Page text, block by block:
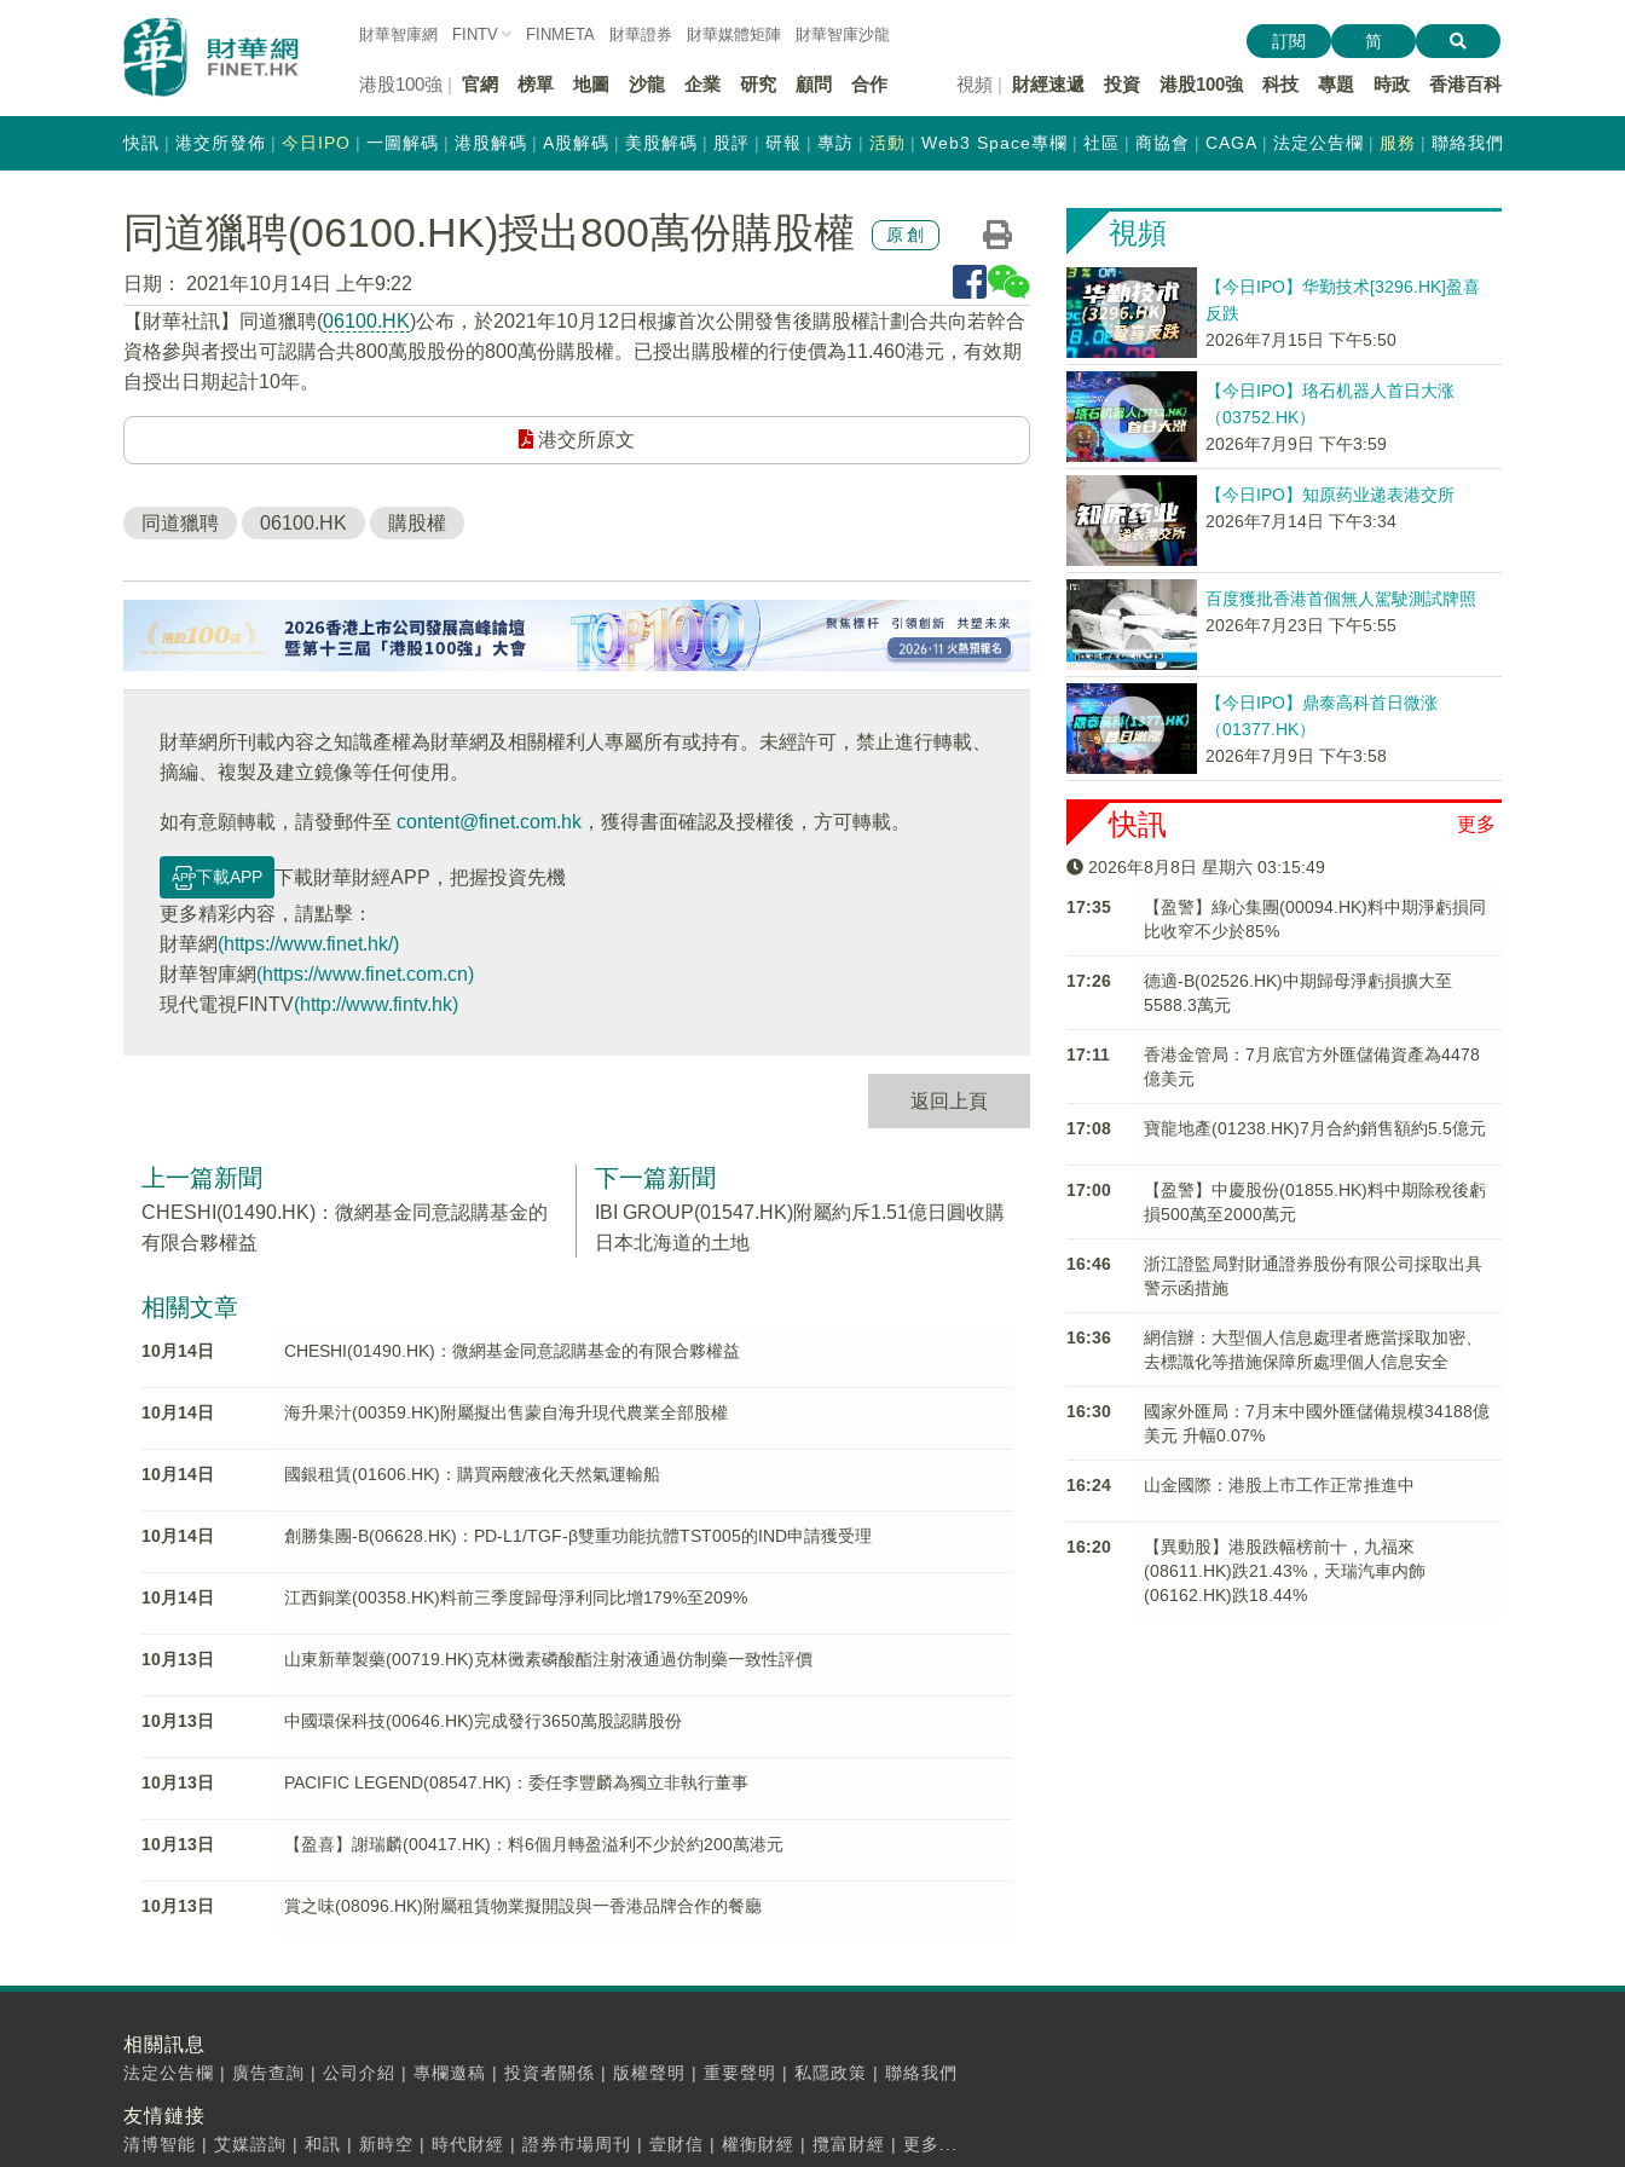
財華智庫網 FINTV FINMETA 財華證券 財華媒體矩陣 財華智庫沙龍
港股100強 官網 榜單 地圖 沙龍 企業 研究 顧問 合作 視頻 財經速遞 投資 港股100強 科技 專題 時政 香港百科
訂閱 简
快訊 港交所發佈 今日IPO 一圖解碼 港股解碼 A股解碼 美股解碼 股評 研報 專訪 活動 Web3 Space專欄 社區 商協會 CAGA 法定公告欄 服務 聯絡我們
同道獵聘(06100.HK)授出800萬份購股權 原創
日期：
2021年10月14日 上午9:22
【財華社訊】同道獵聘(06100.HK)公布，於2021年10月12日根據首次公開發售後購股權計劃合共向若幹合
資格參與者授出可認購合共800萬股股份的800萬份購股權。已授出購股權的行使價為11.460港元，有效期
自授出日期起計10年。
港交所原文
同道獵聘 06100.HK 購股權
財華網所刊載內容之知識產權為財華網及相關權利人專屬所有或持有。未經許可，禁止進行轉載、
摘編、複製及建立鏡像等任何使用。
如有意願轉載，請發郵件至 content@finet.com.hk ，獲得書面確認及授權後，方可轉載。
下載APP
下載財華財經APP，把握投資先機
更多精彩内容，請點擊：
財華網(https://www.finet.hk/)
財華智庫網(https://www.finet.com.cn)
現代電視FINTV(http://www.fintv.hk)
返回上頁
上一篇新聞
CHESHI(01490.HK)：微網基金同意認購基金的
有限合夥權益
下一篇新聞
IBI GROUP(01547.HK)附屬約斥1.51億日圓收購
日本北海道的土地
相關文章
10月14日 CHESHI(01490.HK)：微網基金同意認購基金的有限合夥權益
10月14日 海升果汁(00359.HK)附屬擬出售蒙自海升現代農業全部股權
10月14日 國銀租賃(01606.HK)：購買兩艘液化天然氣運輸船
10月14日 創勝集團-B(06628.HK)：PD-L1/TGF-β雙重功能抗體TST005的IND申請獲受理
10月14日 江西銅業(00358.HK)料前三季度歸母淨利同比增179%至209%
10月13日 山東新華製藥(00719.HK)克林黴素磷酸酯注射液通過仿制藥一致性評價
10月13日 中國環保科技(00646.HK)完成發行3650萬股認購股份
10月13日 PACIFIC LEGEND(08547.HK)：委任李豐麟為獨立非執行董事
10月13日 【盈喜】謝瑞麟(00417.HK)：料6個月轉盈溢利不少於約200萬港元
10月13日 賞之味(08096.HK)附屬租賃物業擬開設與一香港品牌合作的餐廳
視頻
【今日IPO】华勤技术[3296.HK]盈喜
反跌
2026年7月15日 下午5:50
【今日IPO】珞石机器人首日大涨
（03752.HK）
2026年7月9日 下午3:59
【今日IPO】知原药业递表港交所
2026年7月14日 下午3:34
百度獲批香港首個無人駕駛測試牌照
2026年7月23日 下午5:55
【今日IPO】鼎泰高科首日微涨
（01377.HK）
2026年7月9日 下午3:58
更多
快訊
2026年8月8日 星期六 03:15:50
17:35
【盈警】綠心集團(00094.HK)料中期淨虧損同
比收窄不少於85%
17:26
德適-B(02526.HK)中期歸母淨虧損擴大至
5588.3萬元
17:11
香港金管局：7月底官方外匯儲備資產為4478
億美元
17:08 寶龍地產(01238.HK)7月合約銷售額約5.5億元
17:00
【盈警】中慶股份(01855.HK)料中期除稅後虧
損500萬至2000萬元
16:46
浙江證監局對財通證券股份有限公司採取出具
警示函措施
16:36
網信辦：大型個人信息處理者應當採取加密、
去標識化等措施保障所處理個人信息安全
16:30
國家外匯局：7月末中國外匯儲備規模34188億
美元 升幅0.07%
16:24 山金國際：港股上市工作正常推進中
16:20
【異動股】港股跌幅榜前十，九福來
(08611.HK)跌21.43%，天瑞汽車内飾
(06162.HK)跌18.44%
相關訊息
法定公告欄 | 廣告查詢 | 公司介紹 | 專欄邀稿 | 投資者關係 | 版權聲明 | 重要聲明 | 私隱政策 | 聯絡我們
友情鏈接
清博智能 | 艾媒諮詢 | 和訊 | 新時空 | 時代財經 | 證券市場周刊 | 壹財信 | 權衡財經 | 攬富財經 | 更多...